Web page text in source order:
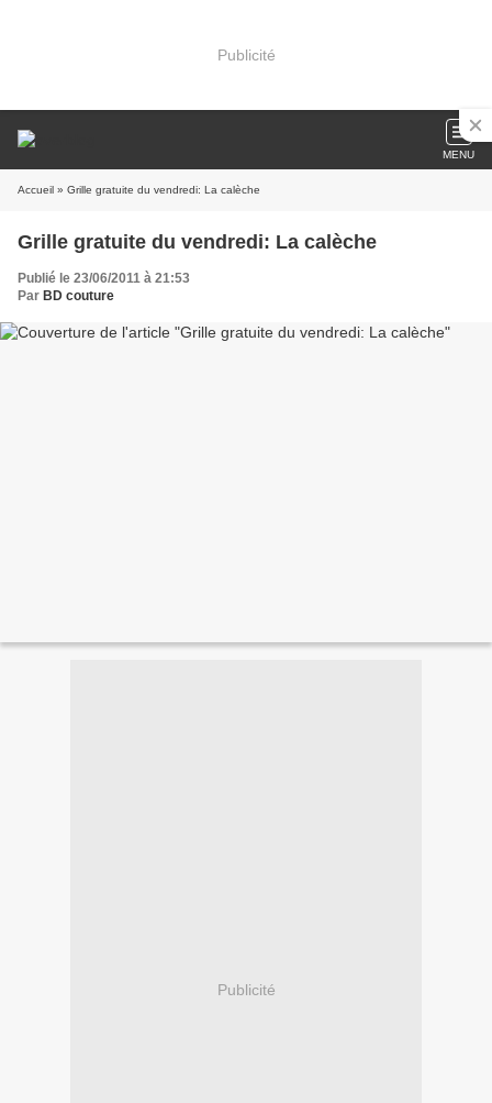
Publicité
MENU
Accueil » Grille gratuite du vendredi: La calèche
Grille gratuite du vendredi: La calèche
Publié le 23/06/2011 à 21:53
Par BD couture
Publicité